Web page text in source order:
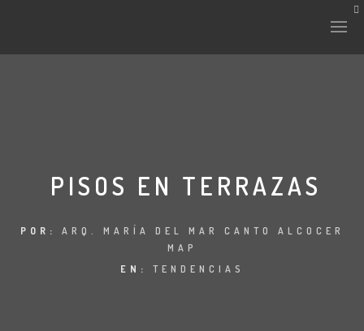
INTERVENCIONES
PISOS EN TERRAZAS
POR: ARQ. MARÍA DEL MAR CANTO ALCOCER
MAP
EN: TENDENCIAS